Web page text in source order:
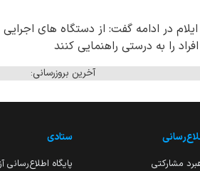
در ادامه گفت: از دستگاه های
را به درستی راهنمایی کنند
آخرین بروزرسانی:
مشارکتی
ستادی
پایگاه اطلاع‌رسانی